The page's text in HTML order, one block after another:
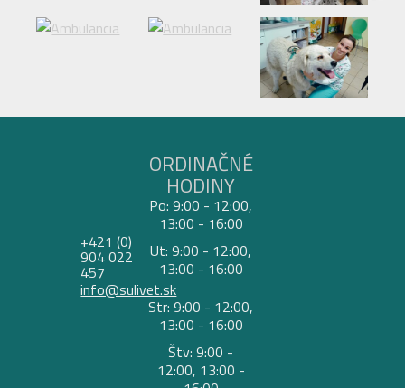
+421 (0)
904 022
457
info@sulivet.sk
ORDINAČNÉ
HODINY
Po: 9:00 - 12:00,
13:00 - 16:00
Ut: 9:00 - 12:00,
13:00 - 16:00
Str: 9:00 - 12:00,
13:00 - 16:00
Štv: 9:00 -
12:00, 13:00 -